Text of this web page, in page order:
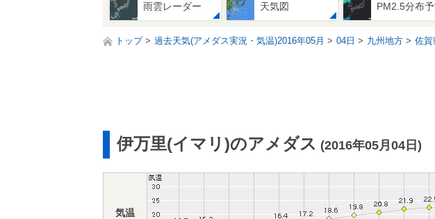
雨雲レーダー 天気図 PM2.5分布予
トップ 過去天気(アメダス実況・気温)2016年05月 04日 九州地方 佐賀
伊万里(イマリ)のアメダス (2016年05月04日)
気温